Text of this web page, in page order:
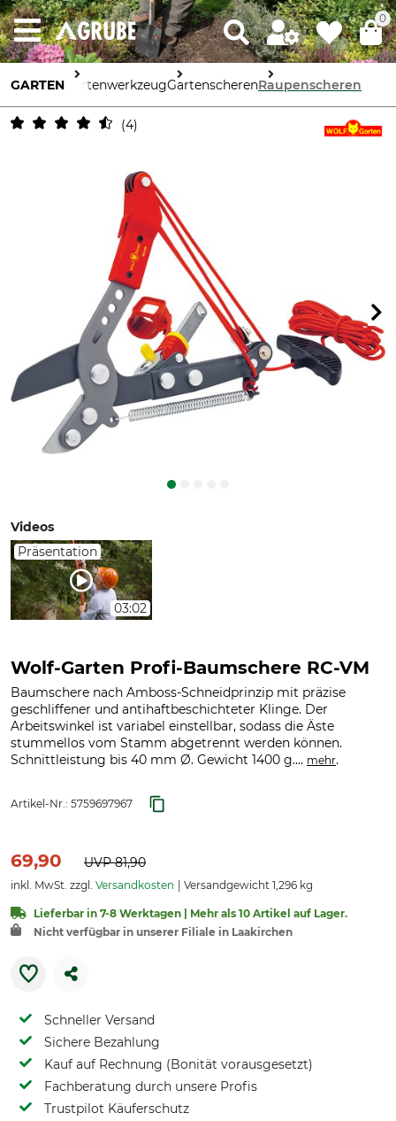
0
GARTEN GartenwerkzeugGartenscherenRaupenscheren
4
Videos
Präsentation
03:02
Wolf-Garten Profi-Baumschere RC-VM
Baumschere nach Amboss-Schneidprinzip mit präzise
geschliffener und antihaftbeschichteter Klinge. Der
Arbeitswinkel ist variabel einstellbar, sodass die Äste
stummellos vom Stamm abgetrennt werden können.
Schnittleistung bis 40 mm Ø. Gewicht 1400 g.... mehr.
Artikel-Nr.: 5759697967
69,90 UVP81,90
inkl. MwSt. zzgl. Versandkosten Versandgewicht 1,296 kg
Lieferbar in 7-8 Werktagen | Mehr als 10 Artikel auf Lager.
Nicht verfügbar in unserer Filiale in Laakirchen
Schneller Versand
Sichere Bezahlung
Kauf auf Rechnung (Bonität vorausgesetzt)
Fachberatung durch unsere Profis
Trustpilot Käuferschutz